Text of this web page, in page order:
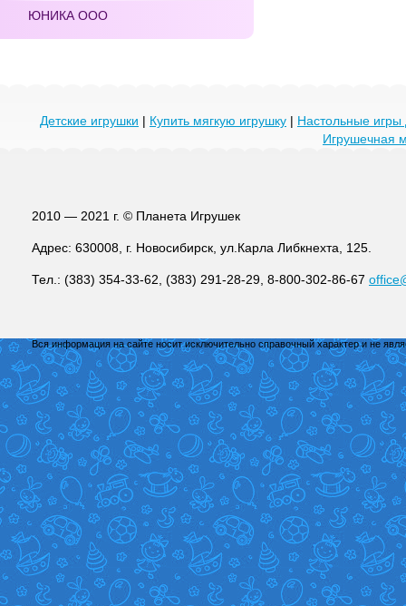
ЮНИКА ООО
Детские игрушки | Купить мягкую игрушку | Настольные игры
Игрушечная
2010 — 2021 г. © Планета Игрушек
Адрес: 630008, г. Новосибирск, ул.Карла Либкнехта, 125.
Тел.: (383) 354-33-62, (383) 291-28-29, 8-800-302-86-67
Вся информация на сайте носит исключительно справочный характер и не